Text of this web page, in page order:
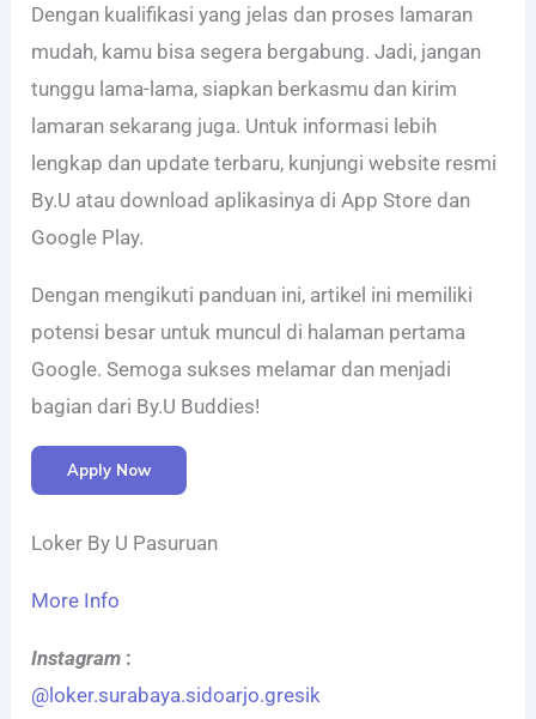
Dengan kualifikasi yang jelas dan proses lamaran
mudah, kamu bisa segera bergabung. Jadi, jangan
tunggu lama-lama, siapkan berkasmu dan kirim
lamaran sekarang juga. Untuk informasi lebih
lengkap dan update terbaru, kunjungi website resmi
By.U atau download aplikasinya di App Store dan
Google Play.
Dengan mengikuti panduan ini, artikel ini memiliki
potensi besar untuk muncul di halaman pertama
Google. Semoga sukses melamar dan menjadi
bagian dari By.U Buddies!
Apply Now
Loker By U Pasuruan
More Info
Instagram :
@loker.surabaya.sidoarjo.gresik